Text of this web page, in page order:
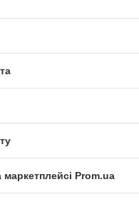
Prom.ua